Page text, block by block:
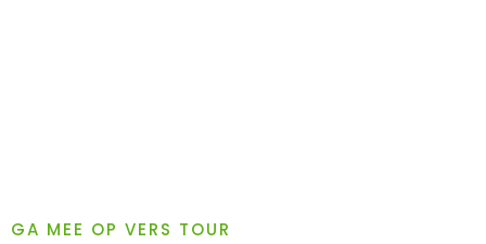
GA MEE OP VERS TOUR